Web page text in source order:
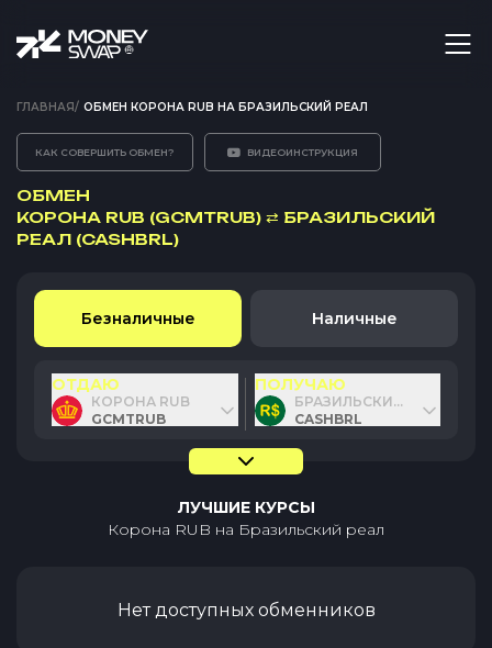
ГЛАВНАЯ/ ОБМЕН КОРОНА RUB НА БРАЗИЛЬСКИЙ РЕАЛ
КАК СОВЕРШИТЬ ОБМЕН? ВИДЕОИНСТРУКЦИЯ
ОБМЕН
КОРОНА RUB (GCMTRUB) ⇄ БРАЗИЛЬСКИЙ
РЕАЛ (CASHBRL)
Безналичные Наличные
ОТДАЮ
КОРОНА RUB
GCMTRUB
ПОЛУЧАЮ
БРАЗИЛЬСКИЙ РЕАЛ
CASHBRL
ЛУЧШИЕ КУРСЫ
Корона RUB на Бразильский реал
Нет доступных обменников